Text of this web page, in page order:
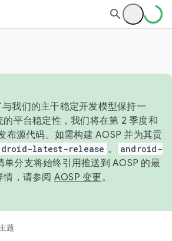
我们的主干稳定开发模型保持一
平台稳定性，我们将在第 2 季度和
布源代码。如需构建 AOSP 并为其贡
latest-release 。
android-
单分支将始终引用推送到 AOSP 的最
，请参阅 AOSP 变更。
题